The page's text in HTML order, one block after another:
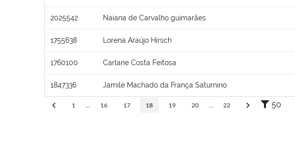
2025542 Naiana de Carvalho guimarães
1755638 Lorena Araújo Hirsch
1760100 Carlane Costa Feitosa
1847336 Jamile Machado da França Saturnino
1 16 17 18 19 20 22 50